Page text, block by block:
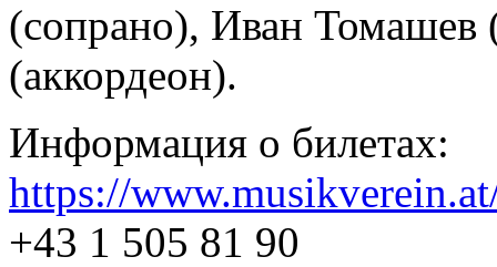
(сопрано), Иван Томашев
(аккордеон).
Информация о билетах:
https://
+43 1 505 81 90